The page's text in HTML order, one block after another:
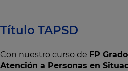
Título TAPSD
Con nuestro curso de FP
Atención a Personas en